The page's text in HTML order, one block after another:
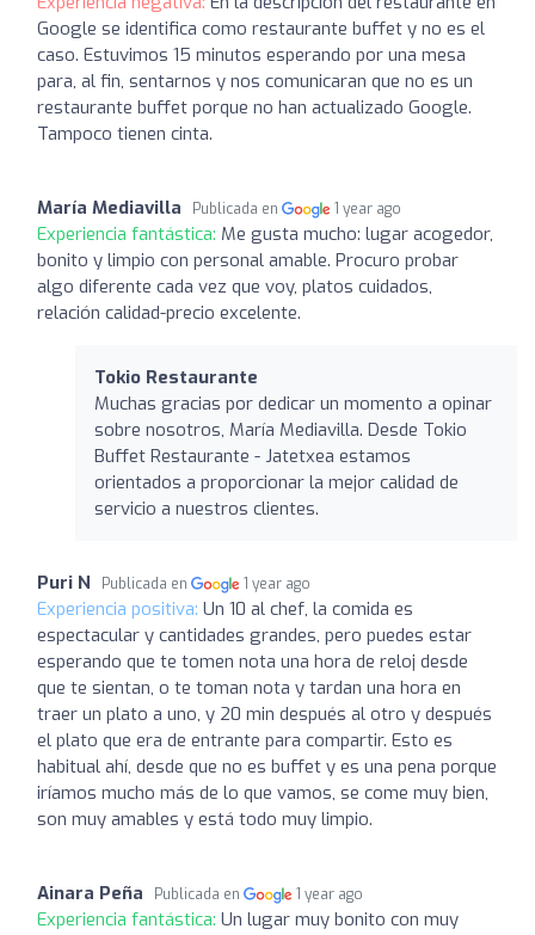
Google se identifica como restaurante buffet y no es el
caso. Estuvimos 15 minutos esperando por una mesa
para, al fin, sentarnos y nos comunicaran que no es un
restaurante buffet porque no han actualizado Google.
Tampoco tienen cinta.
María Mediavilla Publicada en 1 year ago
Experiencia fantástica: Me gusta mucho: lugar acogedor,
bonito y limpio con personal amable. Procuro probar
algo diferente cada vez que voy, platos cuidados,
relación calidad-precio excelente.
Tokio Restaurante
Muchas gracias por dedicar un momento a opinar
sobre nosotros, María Mediavilla. Desde Tokio
Buffet Restaurante - Jatetxea estamos
orientados a proporcionar la mejor calidad de
servicio a nuestros clientes.
Puri N Publicada en 1 year ago
Experiencia positiva: Un 10 al chef, la comida es
espectacular y cantidades grandes, pero puedes estar
esperando que te tomen nota una hora de reloj desde
que te sientan, o te toman nota y tardan una hora en
traer un plato a uno, y 20 min después al otro y después
el plato que era de entrante para compartir. Esto es
habitual ahí, desde que no es buffet y es una pena porque
iríamos mucho más de lo que vamos, se come muy bien,
son muy amables y está todo muy limpio.
Ainara Peña Publicada en 1 year ago
Experiencia fantástica: Un lugar muy bonito con muy